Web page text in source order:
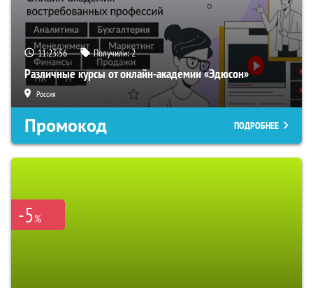
11:23:55 Получили:2
Различные курсы от онлайн-академии «Эдюсон»
Россия
Промокод ПОДРОБНЕЕ
-5%